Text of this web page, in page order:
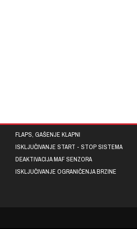
FLAPS, GAŠENJE KLAPNI
ISKLJUČIVANJE START - STOP SISTEMA
DEAKTIVACIJA MAF SENZORA
ISKLJUČIVANJE OGRANIČENJA BRZINE